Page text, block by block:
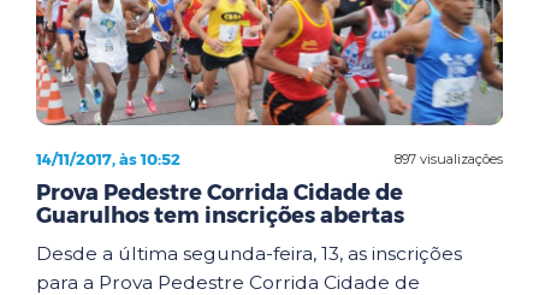
897 visualizações
14/11/2017, às 10:52
Prova Pedestre Corrida Cidade de
Guarulhos tem inscrições abertas
Desde a última segunda-feira, 13, as inscrições
para a Prova Pedestre Corrida Cidade de